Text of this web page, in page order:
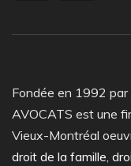
Fondée en 1992 par
AVOCATS est une
Vieux-Montréal
droit de la famille,